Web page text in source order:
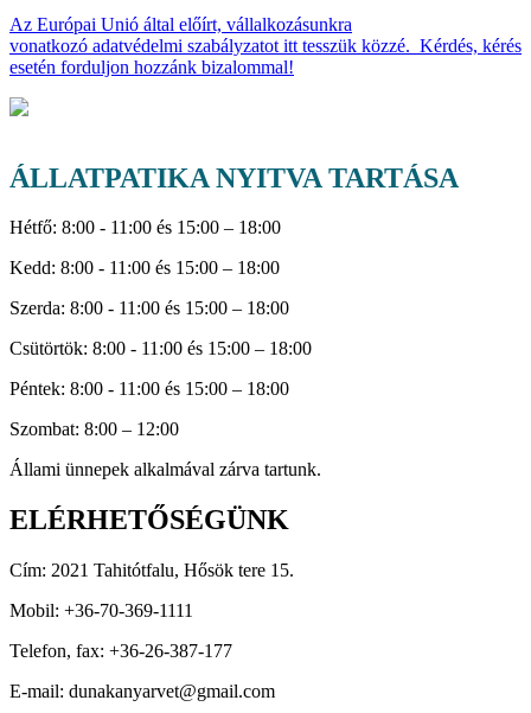
Az Európai Unió által előírt, vállalkozásunkra
vonatkozó adatvédelmi szabályzatot itt tesszük közzé. Kérdés, kérés
esetén forduljon hozzánk bizalommal!
ÁLLATPATIKA NYITVA TARTÁSA
Hétfő: 8:00 - 11:00 és 15:00 – 18:00
Kedd: 8:00 - 11:00 és 15:00 – 18:00
Szerda: 8:00 - 11:00 és 15:00 – 18:00
Csütörtök: 8:00 - 11:00 és 15:00 – 18:00
Péntek: 8:00 - 11:00 és 15:00 – 18:00
Szombat: 8:00 – 12:00
Állami ünnepek alkalmával zárva tartunk.
ELÉRHETŐSÉGÜNK
Cím: 2021 Tahitótfalu, Hősök tere 15.
Mobil: +36-70-369-1111
Telefon, fax: +36-26-387-177
E-mail: dunakanyarvet@gmail.com